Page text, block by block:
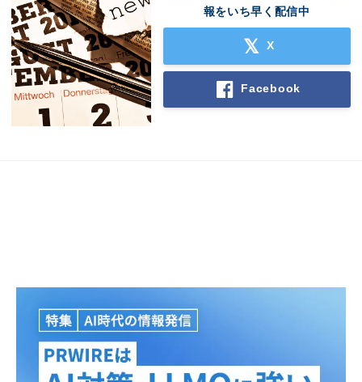
報をいち早く配信中
X
Facebook
Japanese